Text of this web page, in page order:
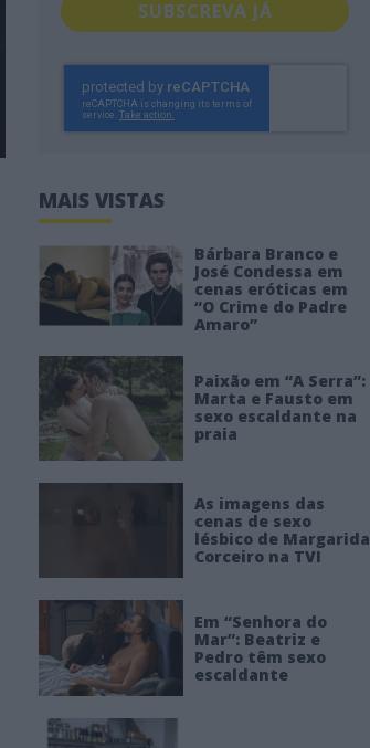
SUBSCREVA JÁ
MAIS VISTAS
Bárbara Branco e
José Condessa em
cenas eróticas em
“O Crime do Padre
Amaro”
Paixão em “A Serra”:
Marta e Fausto em
sexo escaldante na
praia
As imagens das
cenas de sexo
lésbico de Margarida
Corceiro na TVI
Em “Senhora do
Mar”: Beatriz e
Pedro têm sexo
escaldante